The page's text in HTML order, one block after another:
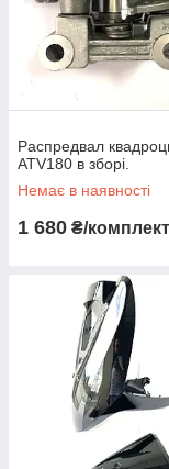
Распредвал
ATV180 в зборі.
Немає в наявності
1 680 ₴/комплект